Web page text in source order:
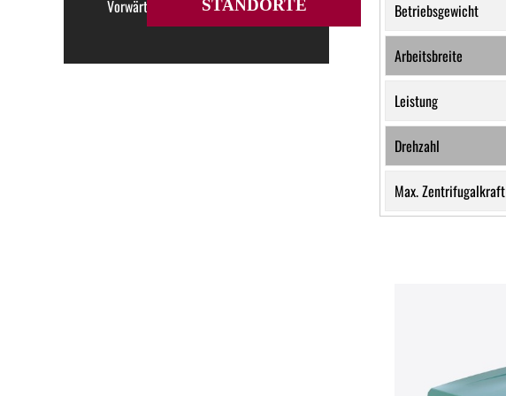
STANDORTE
Vorwärtslaufende Rüttelplatten
Betriebsgewicht
Arbeitsbreite
Leistung
Drehzahl
Max. Zentrifugalkraft